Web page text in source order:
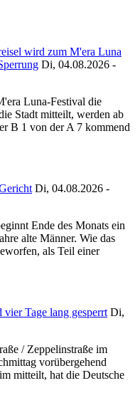
wird zum M'era Luna
Di, 04.08.2026 -
Luna-Festival die
Stadt mitteilt, werden ab
B 1 von der A 7 kommend
Di, 04.08.2026 -
Ende des Monats ein
alte Männer. Wie das
als Teil einer
Tage lang gesperrt Di,
/ Zeppelinstraße im
vorübergehend
mitteilt, hat die Deutsche